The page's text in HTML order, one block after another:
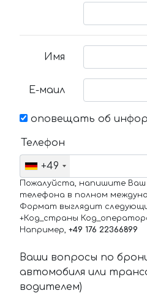
Имя
Е-маил
оповещать об
Телефон
+49
Пожалуйста, напишите
телефона в полном
Формат выглядит
+Код_страны
Например, +49 176 22366899
Ваши вопросы по
автомобиля или
водителем)